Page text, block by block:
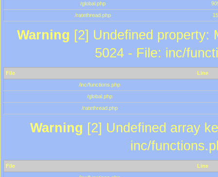
/global.php
/ratethread.php
15
Warning [2] Undefined property:
5024 - File: inc/
File
Line
/inc/functions.php
/global.php
/ratethread.php
Warning [2] Undefined array
inc/
File
Line